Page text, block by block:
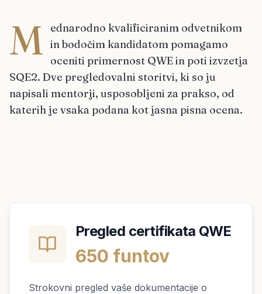
M
ednarodno kvalificiranim odvetnikom
in bodočim kandidatom pomagamo
oceniti primernost QWE in poti izvzetja
SQE2. Dve pregledovalni storitvi, ki so ju
napisali mentorji, usposobljeni za prakso, od
katerih je vsaka podana kot jasna pisna ocena.
Pregled certifikata QWE
650 funtov
Strokovni pregled vaše dokumentacije o